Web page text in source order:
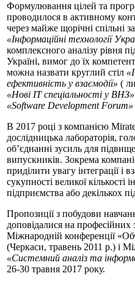
Формулювання цілей та
проводилося в активному
через майже щорічні спільні
«Інформаційні технології
комплексного аналізу рівня
Україні, вимог до їх
можна назвати круглий стіл
ефективність у взаємодії» (
«Нові ІТ спеціальності у ВНЗ»
«Software Development Forum»
В 2017 році з компанією
дослідницька лабораторія,
об’єднанні зусиль для
випускників. Зокрема
приділити увагу інтеграції і
сукупності великої кількості
підприємства або декількох
Пропозиції з побудови
доповідалися на професійних
Міжнародній конференції
(Черкаси, травень 2011 р.) і
«Системний аналіз та
26-30 травня 2017 року.